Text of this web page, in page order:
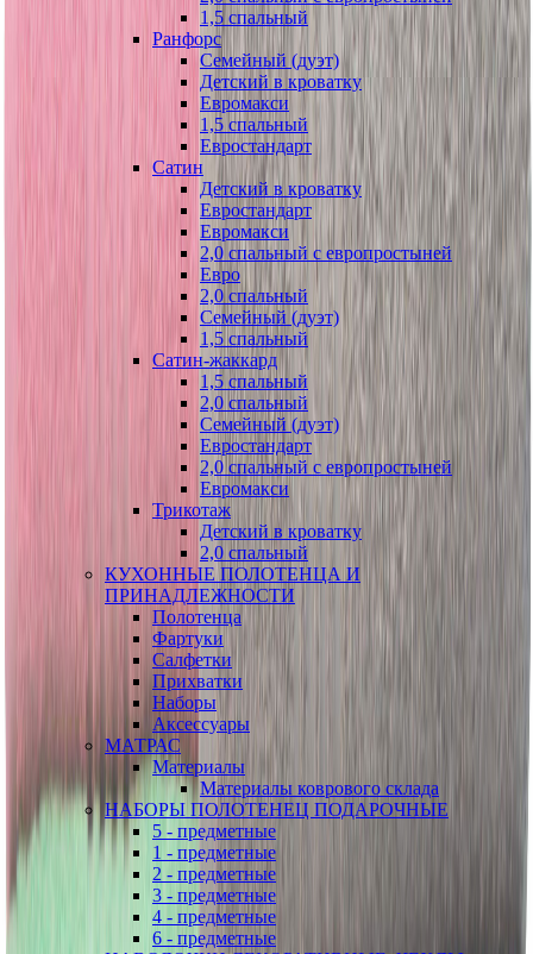
1,5 спальный
Ранфорс
Семейный (дуэт)
Детский в кроватку
Евромакси
1,5 спальный
Евростандарт
Сатин
Детский в кроватку
Евростандарт
Евромакси
2,0 спальный с европростыней
Евро
2,0 спальный
Семейный (дуэт)
1,5 спальный
Сатин-жаккард
1,5 спальный
2,0 спальный
Семейный (дуэт)
Евростандарт
2,0 спальный с европростыней
Евромакси
Трикотаж
Детский в кроватку
2,0 спальный
КУХОННЫЕ ПОЛОТЕНЦА И
ПРИНАДЛЕЖНОСТИ
Полотенца
Фартуки
Салфетки
Прихватки
Наборы
Аксессуары
МАТРАС
Материалы
Материалы коврового склада
НАБОРЫ ПОЛОТЕНЕЦ ПОДАРОЧНЫЕ
5 - предметные
1 - предметные
2 - предметные
3 - предметные
4 - предметные
6 - предметные